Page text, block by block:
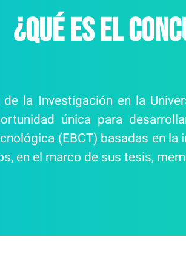
¿Qué es el
la Investigación en la
única para
(EBCT) basadas en
en el marco de sus tesis,